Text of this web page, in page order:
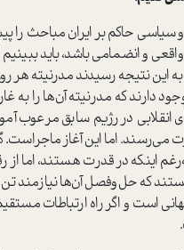
حاکم بر ایران مباحث را
و انضمامی باشد، باید ببینیم
این نتیجه رسیدند مدرنیته
که مدرنیته آن‌ها را به
انقلابی در رژیم سابق مرعوب
می‌رسند. اما این آغاز
اینکه در قدرت هستند، اما
که حل‌و‌فصل آن‌ها نیازمند
است و اگر راه ارتباطات